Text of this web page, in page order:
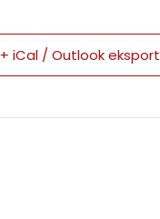
+ iCal / Outlook eksport